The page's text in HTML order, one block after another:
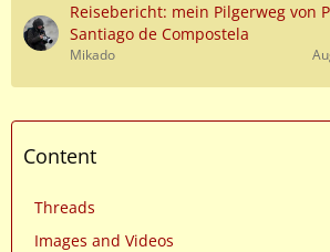
Reisebericht: mein Pilgerweg von
Santiago de Compostela
Mikado
Content
Threads
Images and Videos